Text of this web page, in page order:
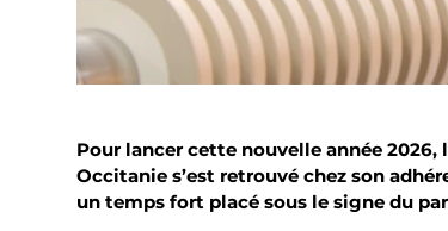
Pour lancer cette nouvelle année 2026,
Occitanie s’est retrouvé chez son
un temps fort placé sous le signe du